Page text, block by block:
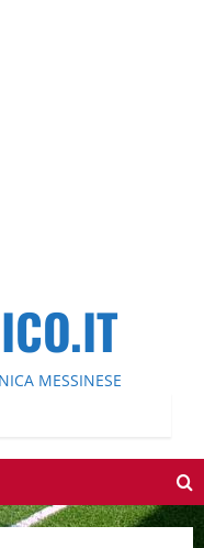
MESSINESE